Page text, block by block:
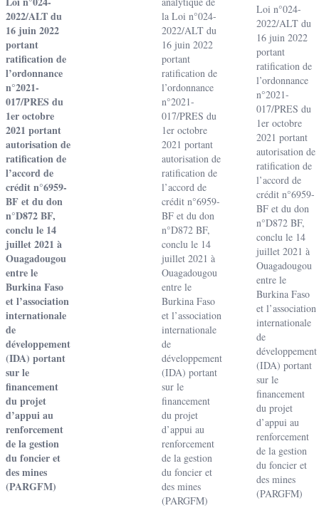
2022/ALT du
16 juin 2022
portant
ratification de
l’ordonnance
n°2021-
017/PRES du
1er octobre
2021 portant
autorisation de
ratification de
l’accord de
crédit n°6959-
BF et du don
n°D872 BF,
conclu le 14
juillet 2021 à
Ouagadougou
entre le
Burkina Faso
et l’association
internationale
de
développement
(IDA) portant
sur le
financement
du projet
d’appui au
renforcement
de la gestion
du foncier et
des mines
(PARGFM)
la Loi n°024-
2022/ALT du
16 juin 2022
portant
ratification de
l’ordonnance
n°2021-
017/PRES du
1er octobre
2021 portant
autorisation de
ratification de
l’accord de
crédit n°6959-
BF et du don
n°D872 BF,
conclu le 14
juillet 2021 à
Ouagadougou
entre le
Burkina Faso
et l’association
internationale
de
développement
(IDA) portant
sur le
financement
du projet
d’appui au
renforcement
de la gestion
du foncier et
des mines
(PARGFM)
Loi n°024-
2022/ALT du
16 juin 2022
portant
ratification de
l’ordonnance
n°2021-
017/PRES du
1er octobre
2021 portant
autorisation de
ratification de
l’accord de
crédit n°6959-
BF et du don
n°D872 BF,
conclu le 14
juillet 2021 à
Ouagadougou
entre le
Burkina Faso
et l’association
internationale
de
développement
(IDA) portant
sur le
financement
du projet
d’appui au
renforcement
de la gestion
du foncier et
des mines
(PARGFM)